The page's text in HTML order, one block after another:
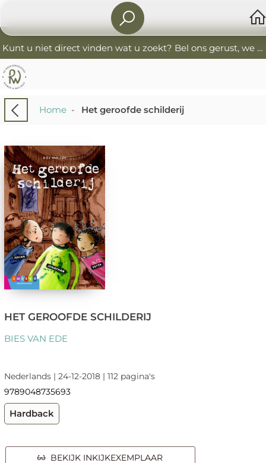
Kunt u niet direct vinden wat u zoekt? Bel ons gerust, we helpen u graag. 0341-552405 De Boekverkoopers
Home- Het geroofde schilderij
HET GEROOFDE SCHILDERIJ
BIES VAN EDE
Nederlands | 24-12-2018 | 112 pagina's
9789048735693
Hardback
BEKIJK INKIJKEXEMPLAAR